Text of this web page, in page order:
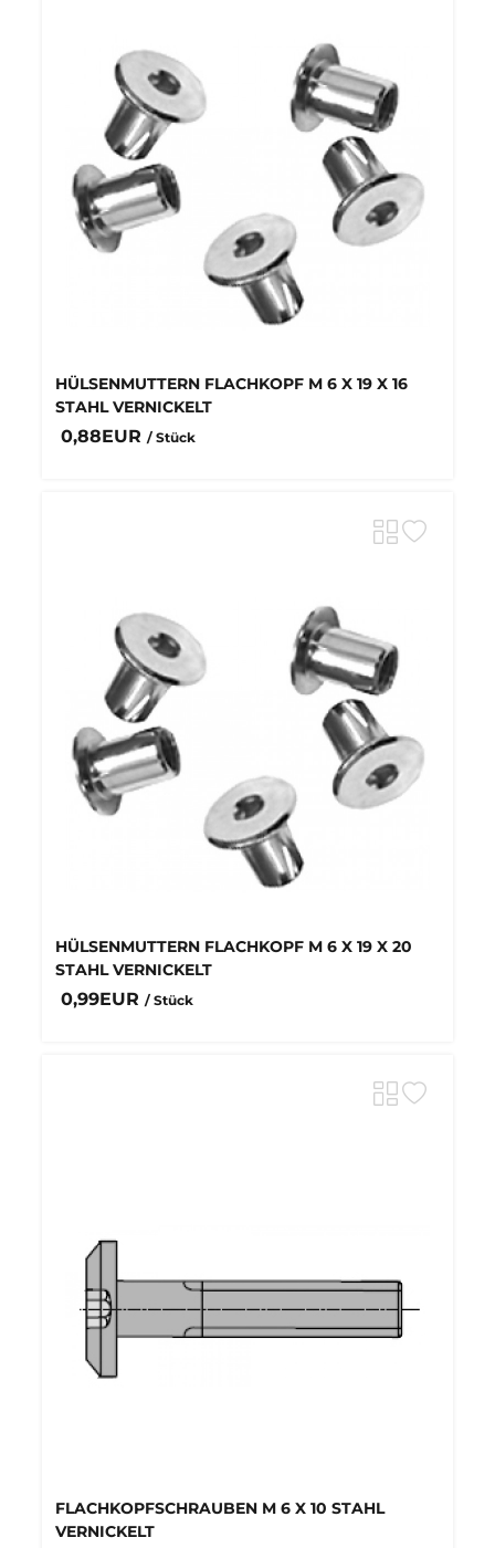
HÜLSENMUTTERN FLACHKOPF M 6 X 19 X 16
STAHL VERNICKELT
0,88EUR / Stück
HÜLSENMUTTERN FLACHKOPF M 6 X 19 X 20
STAHL VERNICKELT
0,99EUR / Stück
FLACHKOPFSCHRAUBEN M 6 X 10 STAHL
VERNICKELT